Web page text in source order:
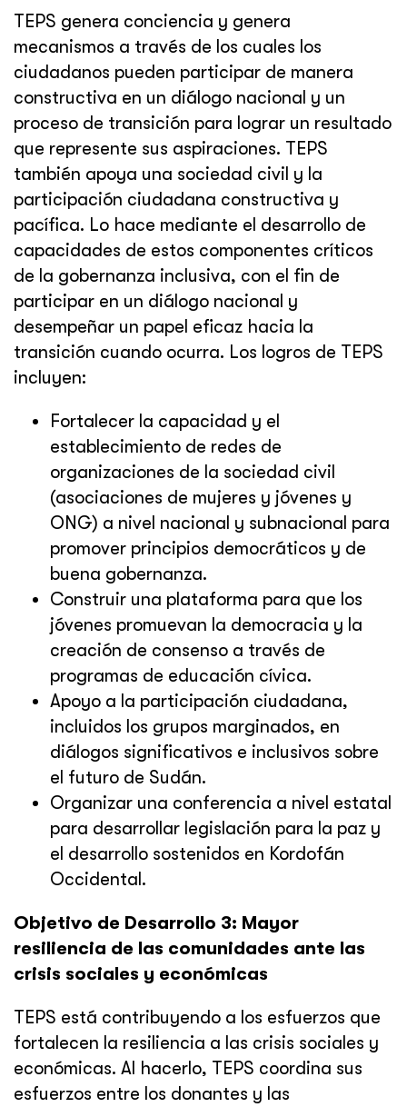
TEPS genera conciencia y genera
mecanismos a través de los cuales los
ciudadanos pueden participar de manera
constructiva en un diálogo nacional y un
proceso de transición para lograr un resultado
que represente sus aspiraciones. TEPS
también apoya una sociedad civil y la
participación ciudadana constructiva y
pacífica. Lo hace mediante el desarrollo de
capacidades de estos componentes críticos
de la gobernanza inclusiva, con el fin de
participar en un diálogo nacional y
desempeñar un papel eficaz hacia la
transición cuando ocurra. Los logros de TEPS
incluyen:
Fortalecer la capacidad y el
establecimiento de redes de
organizaciones de la sociedad civil
(asociaciones de mujeres y jóvenes y
ONG) a nivel nacional y subnacional para
promover principios democráticos y de
buena gobernanza.
Construir una plataforma para que los
jóvenes promuevan la democracia y la
creación de consenso a través de
programas de educación cívica.
Apoyo a la participación ciudadana,
incluidos los grupos marginados, en
diálogos significativos e inclusivos sobre
el futuro de Sudán.
Organizar una conferencia a nivel estatal
para desarrollar legislación para la paz y
el desarrollo sostenidos en Kordofán
Occidental.
Objetivo de Desarrollo 3: Mayor
resiliencia de las comunidades ante las
crisis sociales y económicas
TEPS está contribuyendo a los esfuerzos que
fortalecen la resiliencia a las crisis sociales y
económicas. Al hacerlo, TEPS coordina sus
esfuerzos entre los donantes y las